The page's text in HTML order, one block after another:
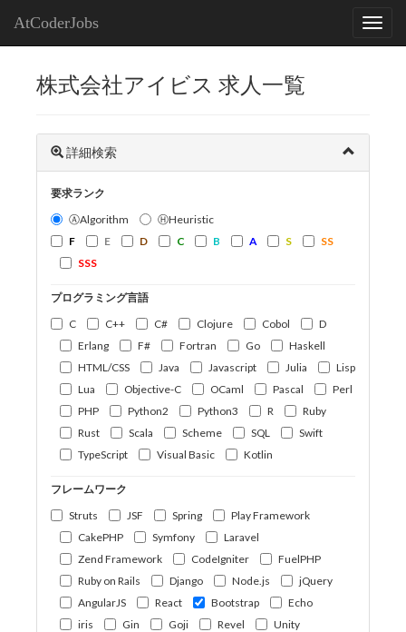
AtCoderJobs
株式会社アイビス 求人一覧
詳細検索
要求ランク
ⒶAlgorithm
ⒽHeuristic
F
E D C B A S
SS
SSS
プログラミング言語
C
C++ C# Clojure Cobol
D
Erlang
F# Fortran Go
Haskell
HTML/CSS
Java Javascript Julia
Lisp
Lua
Objective-C OCaml Pascal
Perl
PHP
Python2 Python3 R
Ruby
Rust
Scala Scheme SQL
Swift
TypeScript
Visual Basic Kotlin
フレームワーク
Struts
JSF Spring
Play Framework
CakePHP
Symfony
Laravel
Zend Framework
CodeIgniter
FuelPHP
Ruby on Rails
Django Node.js
jQuery
AngularJS
React Bootstrap
Echo
iris
Gin Goji Revel
Unity